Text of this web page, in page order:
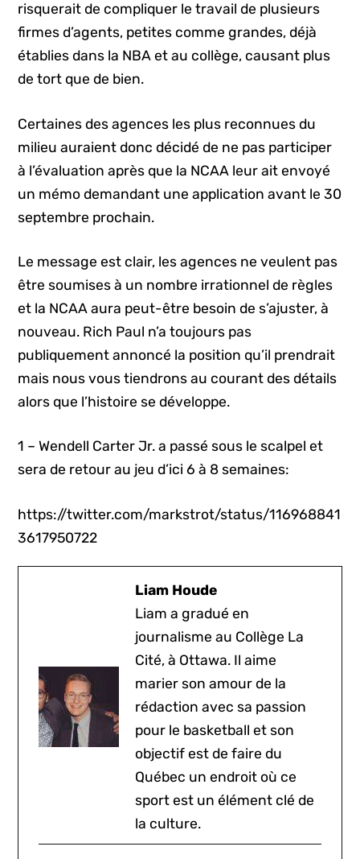
risquerait de compliquer le travail de plusieurs
firmes d’agents, petites comme grandes, déjà
établies dans la NBA et au collège, causant plus
de tort que de bien.
Certaines des agences les plus reconnues du
milieu auraient donc décidé de ne pas participer
à l’évaluation après que la NCAA leur ait envoyé
un mémo demandant une application avant le 30
septembre prochain.
Le message est clair, les agences ne veulent pas
être soumises à un nombre irrationnel de règles
et la NCAA aura peut-être besoin de s’ajuster, à
nouveau. Rich Paul n’a toujours pas
publiquement annoncé la position qu’il prendrait
mais nous vous tiendrons au courant des détails
alors que l’histoire se développe.
1 – Wendell Carter Jr. a passé sous le scalpel et
sera de retour au jeu d’ici 6 à 8 semaines:
https://twitter.com/markstrot/status/116968841
3617950722
Liam Houde
Liam a gradué en
journalisme au Collège La
Cité, à Ottawa. Il aime
marier son amour de la
rédaction avec sa passion
pour le basketball et son
objectif est de faire du
Québec un endroit où ce
sport est un élément clé de
la culture.